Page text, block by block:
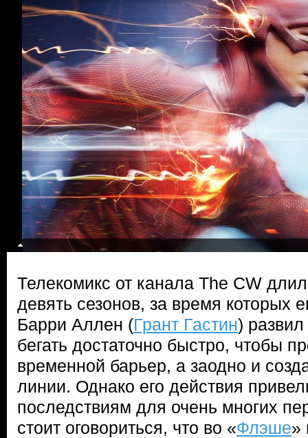
Телекомикс от канала The CW
девять сезонов, за время которых
Барри Аллен (Грант Гастин)
бегать достаточно быстро, чтобы
временной барьер, а заодно и
линии. Однако его действия
последствиям для очень многих
стоит оговориться, что во «Флэше»